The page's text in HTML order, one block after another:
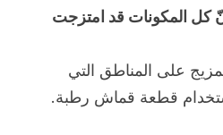
كل المكونات قد امتزجت
على المناطق التي
قطعة قماش رطبة.